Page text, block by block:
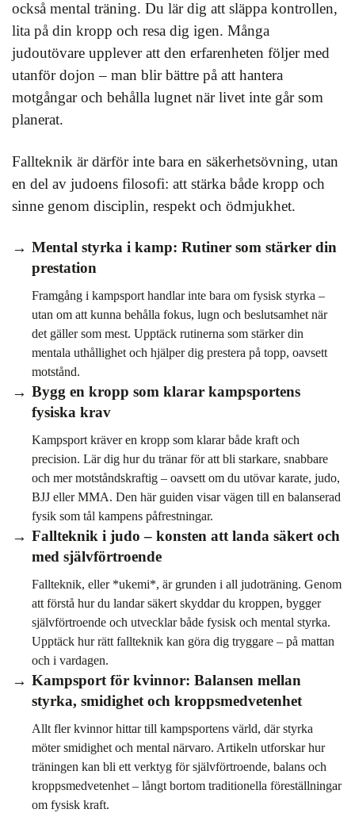
också mental träning. Du lär dig att släppa kontrollen,
lita på din kropp och resa dig igen. Många
judoutövare upplever att den erfarenheten följer med
utanför dojon – man blir bättre på att hantera
motgångar och behålla lugnet när livet inte går som
planerat.
Fallteknik är därför inte bara en säkerhetsövning, utan
en del av judoens filosofi: att stärka både kropp och
sinne genom disciplin, respekt och ödmjukhet.
Mental styrka i kamp: Rutiner som stärker din
prestation
Framgång i kampsport handlar inte bara om fysisk styrka –
utan om att kunna behålla fokus, lugn och beslutsamhet när
det gäller som mest. Upptäck rutinerna som stärker din
mentala uthållighet och hjälper dig prestera på topp, oavsett
motstånd.
Bygg en kropp som klarar kampsportens
fysiska krav
Kampsport kräver en kropp som klarar både kraft och
precision. Lär dig hur du tränar för att bli starkare, snabbare
och mer motståndskraftig – oavsett om du utövar karate, judo,
BJJ eller MMA. Den här guiden visar vägen till en balanserad
fysik som tål kampens påfrestningar.
Fallteknik i judo – konsten att landa säkert och
med självförtroende
Fallteknik, eller *ukemi*, är grunden i all judoträning. Genom
att förstå hur du landar säkert skyddar du kroppen, bygger
självförtroende och utvecklar både fysisk och mental styrka.
Upptäck hur rätt fallteknik kan göra dig tryggare – på mattan
och i vardagen.
Kampsport för kvinnor: Balansen mellan
styrka, smidighet och kroppsmedvetenhet
Allt fler kvinnor hittar till kampsportens värld, där styrka
möter smidighet och mental närvaro. Artikeln utforskar hur
träningen kan bli ett verktyg för självförtroende, balans och
kroppsmedvetenhet – långt bortom traditionella föreställningar
om fysisk kraft.